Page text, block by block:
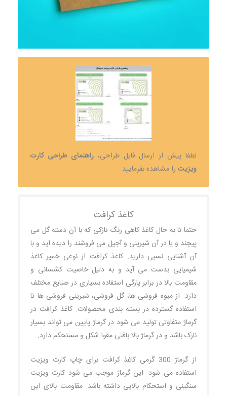
لطفا پیش از ارسال فایل طراحی،راهنمای طراحی کارت
ویزیت را مشاهده بفرمایید.
کاغذ کرافت
حتما تا به حال کاغذ کاهی رنگ نازکی که با آن دسته گل می
پیچند و یا در آن شیرینی و آجیل می فروشند را دیده اید و با
آن آشنایی نسبی دارید. کاغذ کرافت از نوعی خمیر کاغذ
شیمیایی بدست می آید و به دلیل خاصیت کشسانی و
مقاومت بالا در برابر پارگی استفاده بسیاری در صنایع مختلف
دارد. از میوه فروشی ها، گل فروشی، شیرینی فروشی ها تا
استفاده گسترده در بسته بندی محصولات. کاغذ کرافت در
گرماژ متفاوتی تولید می شود در گرماژ پایین می تواند بسیار
نازک باشد و در گرماژ بالا بافتی مقوا شکل و مستحکم دارد.
از گرماژ 300 گرمی کاغذ کرافت برای چاپ کارت ویزیت
استفاده می شود. این گرماژ موجب می شود کارت ویزیت
سنگینی و استحکام بالایی داشته باشد. مقاومت بالای این